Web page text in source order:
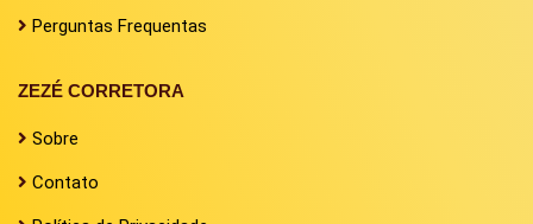
Perguntas Frequentas
ZEZÉ CORRETORA
Sobre
Contato